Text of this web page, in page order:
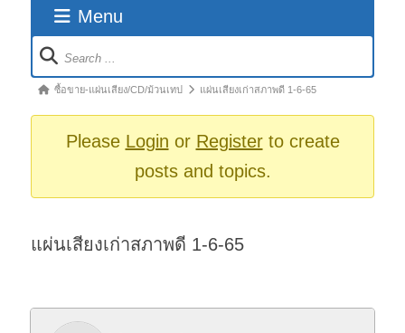
Menu
Forum
Navigation
Forumซื้อขาย-แผ่นเสียง/CD/ม้วนเทป แผ่นเสียงเก่าสภาพดี 1-6-65
Please Login or Registerto create
posts and topics.
แผ่นเสียงเก่าสภาพดี 1-6-65